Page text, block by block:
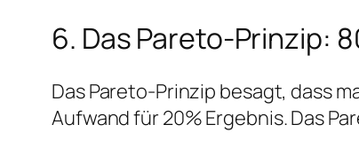
6. Das Pareto-Prinzip:
Das Pareto-Prinzip besagt, dass
Aufwand für 20% Ergebnis. Das